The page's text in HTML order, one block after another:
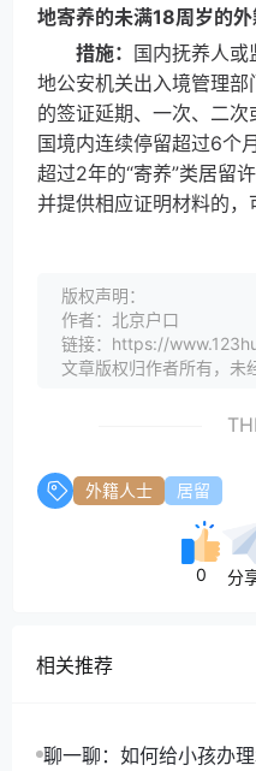
地寄养的未满18周岁的外
措施： 国内抚养人
地公安机关出入境管理
的签证延期、一次、二
国境内连续停留超过6个
超过2年的“寄养”类居留
并提供相应证明材料的，
版权声明：
作者：北京户口
链接：https://
文章版权归作者所有，未
外籍人士 居留
0 分
相关推荐
聊一聊：如何给小孩办